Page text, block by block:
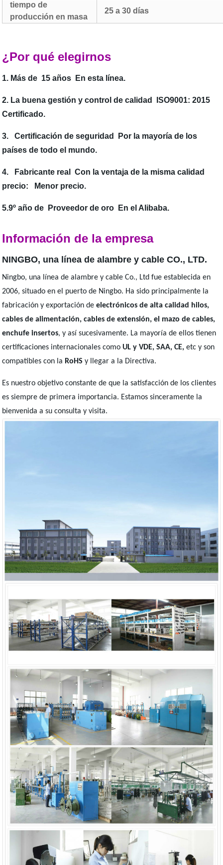
tiempo de
producción en masa
25 a 30 días
¿Por qué elegirnos
1. Más de 15 años En esta línea.
2. La buena gestión y control de calidad ISO9001: 2015
Certificado.
3. Certificación de seguridad Por la mayoría de los
países de todo el mundo.
4. Fabricante real Con la ventaja de la misma calidad
precio: Menor precio.
5.9º año de Proveedor de oro En el Alibaba.
Información de la empresa
NINGBO, una línea de alambre y cable CO., LTD.
Ningbo, una línea de alambre y cable Co., Ltd fue establecida en
2006, situado en el puerto de Ningbo. Ha sido principalmente la
fabricación y exportación de electrónicos de alta calidad hilos,
cables de alimentación, cables de extensión, el mazo de cables,
enchufe insertos, y así sucesivamente. La mayoría de ellos tienen
certificaciones internacionales como UL y VDE, SAA, CE,etc y son
compatibles con la RoHS y llegar a la Directiva.
Es nuestro objetivo constante de que la satisfacción de los clientes
es siempre de primera importancia. Estamos sinceramente la
bienvenida a su consulta y visita.